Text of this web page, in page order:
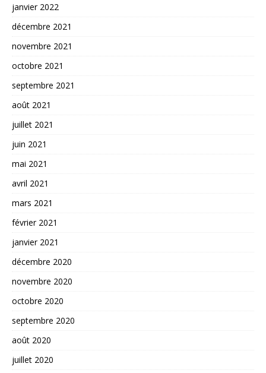
janvier 2022
décembre 2021
novembre 2021
octobre 2021
septembre 2021
août 2021
juillet 2021
juin 2021
mai 2021
avril 2021
mars 2021
février 2021
janvier 2021
décembre 2020
novembre 2020
octobre 2020
septembre 2020
août 2020
juillet 2020